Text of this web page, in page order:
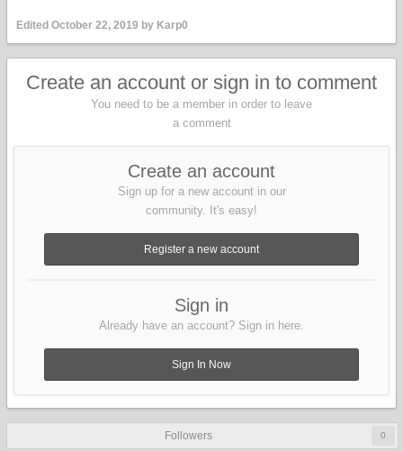
Edited October 22, 2019 by Karp0
Create an account or sign in to comment
You need to be a member in order to leave
a comment
Create an account
Sign up for a new account in our
community. It's easy!
Register a new account
Sign in
Already have an account? Sign in here.
Sign In Now
Followers 0